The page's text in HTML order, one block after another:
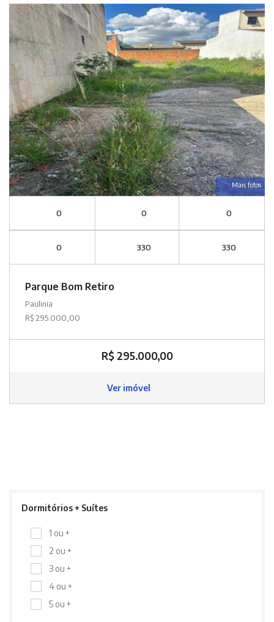
Mais fotos
0 0 0
0 330 330
Parque Bom Retiro
Paulinia
R$ 295.000,00
R$ 295.000,00
Ver imóvel
Dormitórios + Suítes
1 ou +
2 ou +
3 ou +
4 ou +
5 ou +